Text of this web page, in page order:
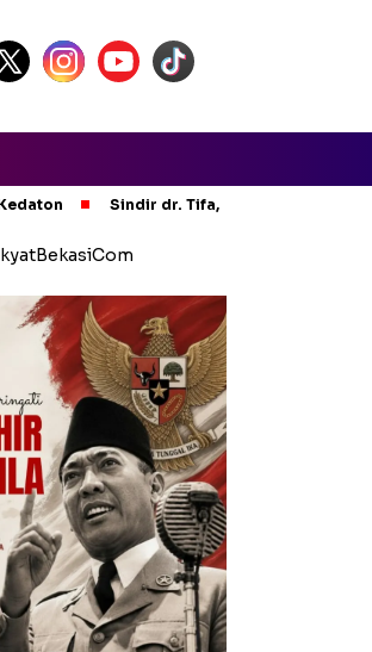
Sindir dr. Tifa, Ini Makna Hijrah